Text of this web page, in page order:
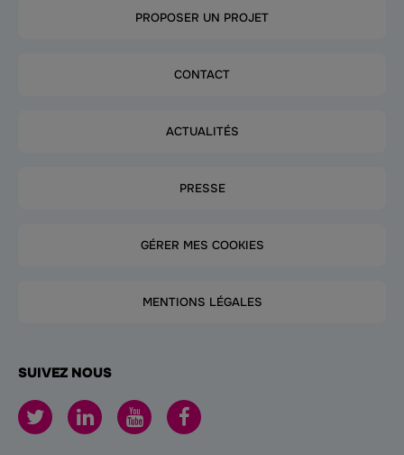
SUIVEZ NOUS
PROPOSER UN PROJET
CONTACT
ACTUALITÉS
PRESSE
GÉRER MES COOKIES
MENTIONS LÉGALES